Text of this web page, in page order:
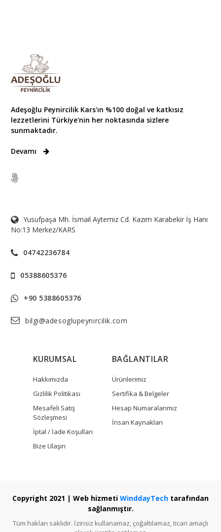
Adeşoğlu Peynircilik Kars'ın %100 doğal ve katkısız
lezzetlerini Türkiye'nin her noktasında sizlere
sunmaktadır.
Devamı
Yusufpaşa Mh. İsmail Aytemiz Cd. Kazım Karabekir İş Hanı
No:13 Merkez/KARS
04742236784
05388605376
+90 5388605376
bilgi@adesoglupeynircilik.com
KURUMSAL
Hakkımızda
Gizlilik Politikası
Mesafeli Satış
Sözleşmesi
İptal / İade Koşulları
Bize Ulaşın
BAĞLANTILAR
Ürünlerimiz
Sertifika & Belgeler
Hesap Numaralarımız
İnsan Kaynakları
Copyright 2021 | Web hizmeti WinddayTech tarafından
sağlanmıştır.
Tüm hakları saklıdır. İzinsiz kullanamaz, çoğaltılamaz, ticari amaçlı